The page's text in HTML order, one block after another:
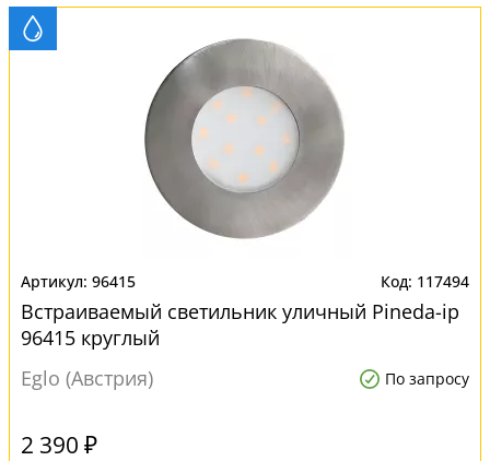
96415 117494
Встраиваемый светильник уличный Pineda-ip
96415 круглый
Eglo (Австрия)
По запросу
2 390 ₽